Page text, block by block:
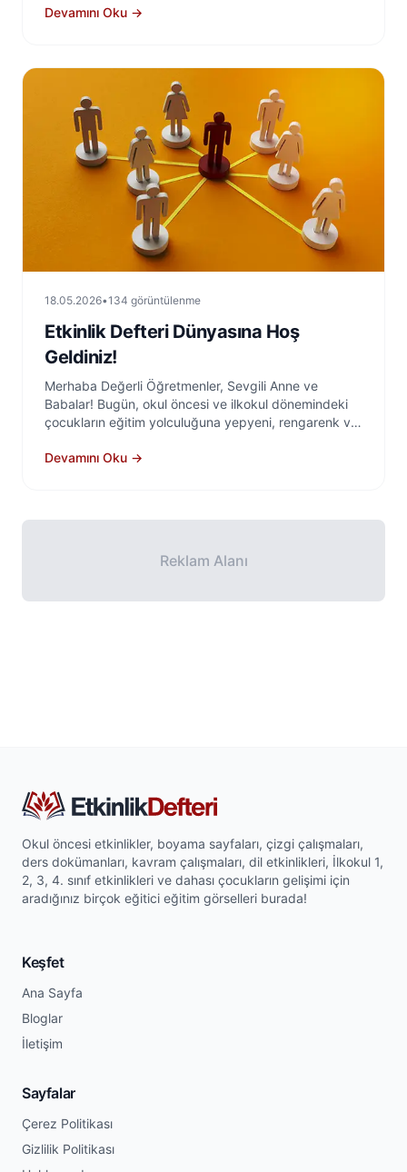
aralığında dikkat süresi zaten kısa olduğu için en iyi
Devamını Oku →
18.05.2026•134 görüntülenme
Etkinlik Defteri Dünyasına Hoş
Geldiniz!
Merhaba Değerli Öğretmenler, Sevgili Anne ve
Babalar! Bugün, okul öncesi ve ilkokul dönemindeki
çocukların eğitim yolculuğuna yepyeni, rengarenk ve
kapılarını sizlere açmanın büyük heyecanını
Devamını Oku →
Reklam Alanı
Okul öncesi etkinlikler, boyama sayfaları, çizgi çalışmaları,
ders dokümanları, kavram çalışmaları, dil etkinlikleri, İlkokul 1,
2, 3, 4. sınıf etkinlikleri ve dahası çocukların gelişimi için
aradığınız birçok eğitici eğitim görselleri burada!
Keşfet
Ana Sayfa
Bloglar
İletişim
Sayfalar
Çerez Politikası
Gizlilik Politikası